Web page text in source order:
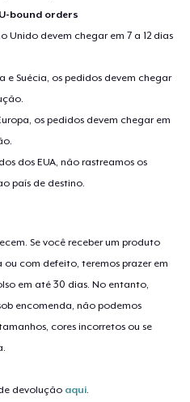
bound orders
Unido devem chegar em 7 a 12 dias
e Suécia, os pedidos devem chegar
os pedidos devem chegar em
dos EUA, não rastreamos os
país de destino.
Se você receber um produto
com defeito, teremos prazer em
em até 30 dias. No entanto,
encomenda, não podemos
cores incorretos ou se
devolução aqui.